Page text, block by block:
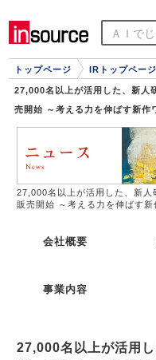
トップページ IRトップページ
27,000名以上が活用した、新人
売開始 ～考える力を伸ばす新作
27,000名以上が活用した、新
販売開始 ～考える力を伸ばす
会社概要
事業内容
27,000名以上が活用